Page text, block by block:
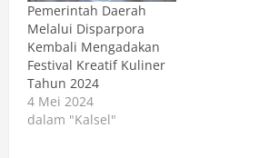
Pemerintah Daerah
Melalui Disparpora
Kembali Mengadakan
Festival Kreatif Kuliner
Tahun 2024
4 Mei 2024
dalam "Kalsel"